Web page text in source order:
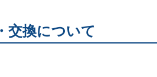
交換について